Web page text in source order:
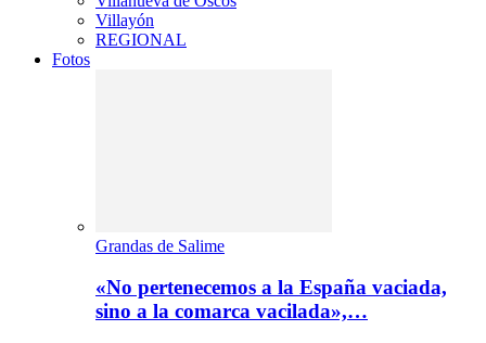
Villayón
REGIONAL
Fotos
Grandas de Salime
«No pertenecemos a la España vaciada,
sino a la comarca vacilada»,…